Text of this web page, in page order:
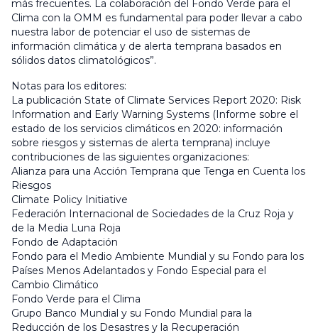
más frecuentes. La colaboración del Fondo Verde para el
Clima con la OMM es fundamental para poder llevar a cabo
nuestra labor de potenciar el uso de sistemas de
información climática y de alerta temprana basados en
sólidos datos climatológicos”.
Notas para los editores:
La publicación State of Climate Services Report 2020: Risk
Information and Early Warning Systems (Informe sobre el
estado de los servicios climáticos en 2020: información
sobre riesgos y sistemas de alerta temprana) incluye
contribuciones de las siguientes organizaciones:
Alianza para una Acción Temprana que Tenga en Cuenta los
Riesgos
Climate Policy Initiative
Federación Internacional de Sociedades de la Cruz Roja y
de la Media Luna Roja
Fondo de Adaptación
Fondo para el Medio Ambiente Mundial y su Fondo para los
Países Menos Adelantados y Fondo Especial para el
Cambio Climático
Fondo Verde para el Clima
Grupo Banco Mundial y su Fondo Mundial para la
Reducción de los Desastres y la Recuperación